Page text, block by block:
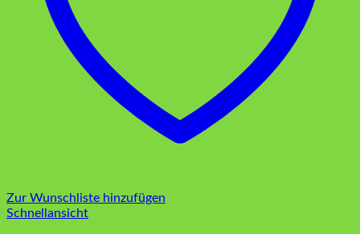
Zur Wunschliste hinzufügen
Schnellansicht